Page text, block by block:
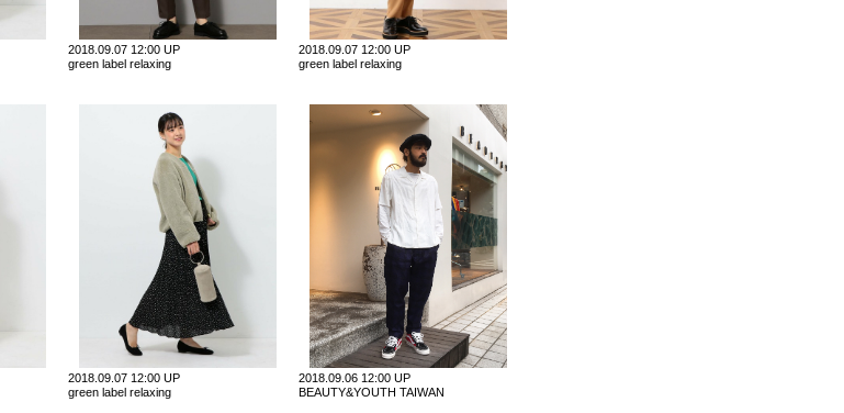
2018.09.07 12:00 UP
green label relaxing
2018.09.07 12:00 UP
green label relaxing
2018.09.07 12:00 UP
green label relaxing
2018.09.06 12:00 UP
BEAUTY&YOUTH TAIWAN